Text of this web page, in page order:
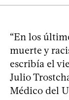
“En los
muerte y
escribía el
Julio
Médico del